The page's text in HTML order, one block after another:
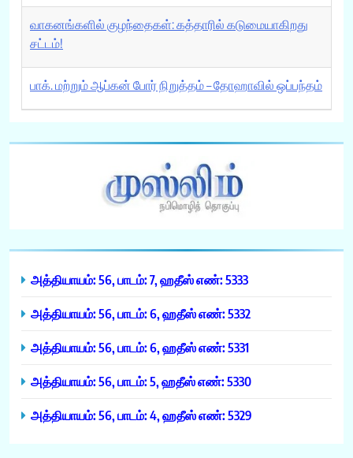
வாகனங்களில் குழந்தைகள்: கத்தாரில் கடுமையாகிறது
சட்டம்!
பாக். மற்றும் ஆப்கன் போர் நிறுத்தம் – தோஹாவில் ஒப்பந்தம்
அத்தியாயம்: 56, பாடம்: 7, ஹதீஸ் எண்: 5333
அத்தியாயம்: 56, பாடம்: 6, ஹதீஸ் எண்: 5332
அத்தியாயம்: 56, பாடம்: 6, ஹதீஸ் எண்: 5331
அத்தியாயம்: 56, பாடம்: 5, ஹதீஸ் எண்: 5330
அத்தியாயம்: 56, பாடம்: 4, ஹதீஸ் எண்: 5329